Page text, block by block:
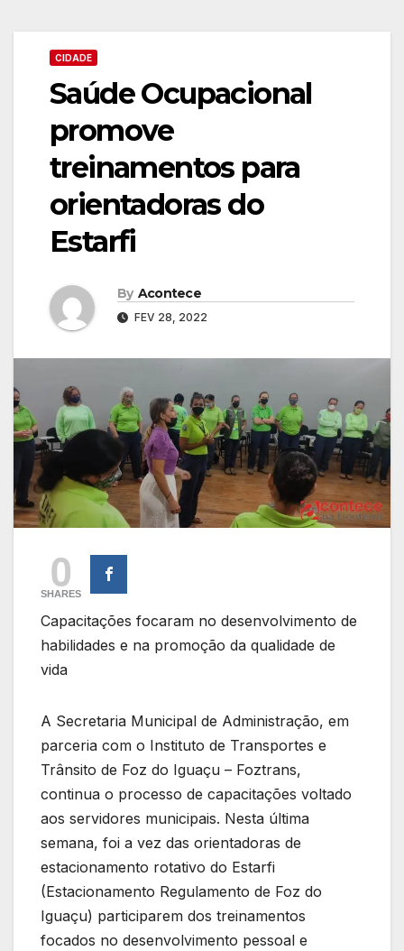
CIDADE
Saúde Ocupacional
promove
treinamentos para
orientadoras do
Estarfi
By Acontece
FEV 28, 2022
0
SHARES
Capacitações focaram no desenvolvimento de
habilidades e na promoção da qualidade de
vida
A Secretaria Municipal de Administração, em
parceria com o Instituto de Transportes e
Trânsito de Foz do Iguaçu – Foztrans,
continua o processo de capacitações voltado
aos servidores municipais. Nesta última
semana, foi a vez das orientadoras de
estacionamento rotativo do Estarfi
(Estacionamento Regulamento de Foz do
Iguaçu) participarem dos treinamentos
focados no desenvolvimento pessoal e